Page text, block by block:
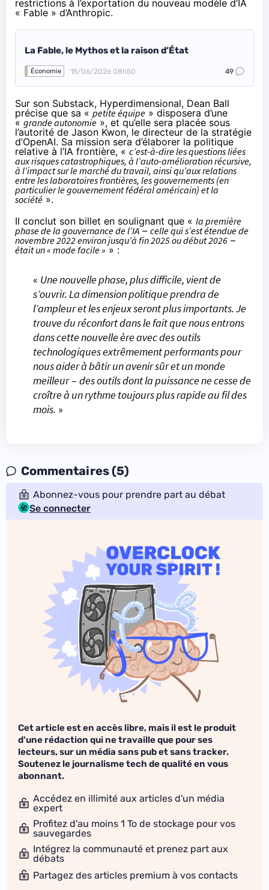
restrictions à l’exportation du nouveau modèle d’IA
« Fable » d’Anthropic.
La Fable, le Mythos et la raison d’État
Économie 15/06/2026 08h50 49
Sur son Substack, Hyperdimensional, Dean Ball
précise que sa « petite équipe » disposera d’une
« grande autonomie », et qu’elle sera placée sous
l’autorité de Jason Kwon, le directeur de la stratégie
d’OpenAI. Sa mission sera d’élaborer la politique
relative à l’IA frontière, « c’est-à-dire les questions liées
aux risques catastrophiques, à l’auto-amélioration récursive,
à l’impact sur le marché du travail, ainsi qu’aux relations
entre les laboratoires frontières, les gouvernements (en
particulier le gouvernement fédéral américain) et la
société ».
Il conclut son billet en soulignant que « la première
phase de la gouvernance de l’IA– celle qui s’est étendue de
novembre 2022 environ jusqu’à fin 2025 ou début 2026 –
était un « mode facile » » :
« Une nouvelle phase, plus difficile, vient de
s’ouvrir. La dimension politique prendra de
l’ampleur et les enjeux seront plus importants. Je
trouve du réconfort dans le fait que nous entrons
dans cette nouvelle ère avec des outils
technologiques extrêmement performants pour
nous aider à bâtir un avenir sûr et un monde
meilleur– des outils dont la puissance ne cesse de
croître à un rythme toujours plus rapide au fil des
mois. »
Commentaires (5)
Abonnez-vous pour prendre part au débat
Se connecter
Cet article est en accès libre, mais il est le produit
d'une rédaction qui ne travaille que pour ses
lecteurs, sur un média sans pub et sans tracker.
Soutenez le journalisme tech de qualité en vous
abonnant.
Accédez en illimité aux articles d'un média
expert
Profitez d'au moins 1 To de stockage pour vos
sauvegardes
Intégrez la communauté et prenez part aux
débats
Partagez des articles premium à vos contacts